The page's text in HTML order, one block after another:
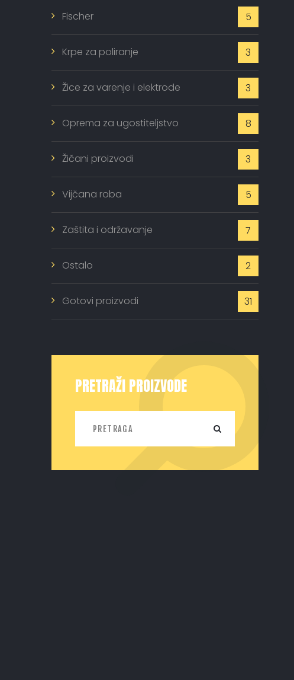
Fischer 5
Krpe za poliranje 3
Žice za varenje i elektrode 3
Oprema za ugostiteljstvo 8
Žičani proizvodi 3
Vijčana roba 5
Zaštita i održavanje 7
Ostalo 2
Gotovi proizvodi 31
PRETRAŽI PROIZVODE